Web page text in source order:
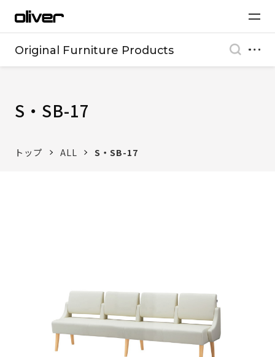
Original Furniture Products
S・SB-17
トップ ALL S・SB-17